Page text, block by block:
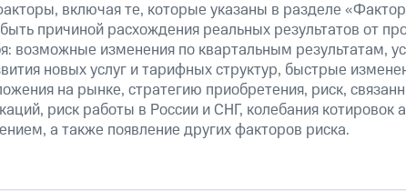
включая те, которые указаны в разделе
причиной расхождения реальных результатов от
возможные изменения по квартальным результатам,
новых услуг и тарифных структур, быстрые
на рынке, стратегию приобретения, риск,
риск работы в России и СНГ, колебания котировок
а также появление других факторов риска.